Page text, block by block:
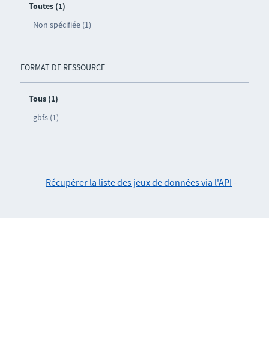
Toutes (1)
Non spécifiée (1)
FORMAT DE RESSOURCE
Tous (1)
gbfs (1)
Récupérer la liste des jeux de données via l'API -